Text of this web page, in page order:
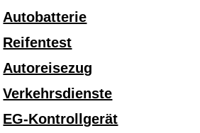
Autobatterie
Reifentest
Autoreisezug
Verkehrsdienste
EG-Kontrollgerät